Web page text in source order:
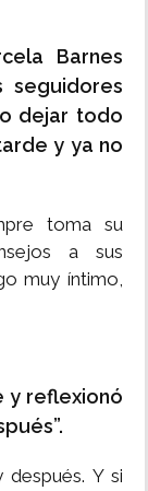
Barnes
dejar todo
y ya no
toma su
a sus
muy íntimo,
y reflexionó
Y si